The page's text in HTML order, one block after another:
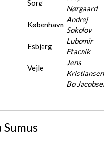
Sorø
Nørgaard
København
Andrej
Sokolov
Esbjerg
Lubomir
Ftacnik
Vejle
Jens
Kristiansen
Bo
Sumus